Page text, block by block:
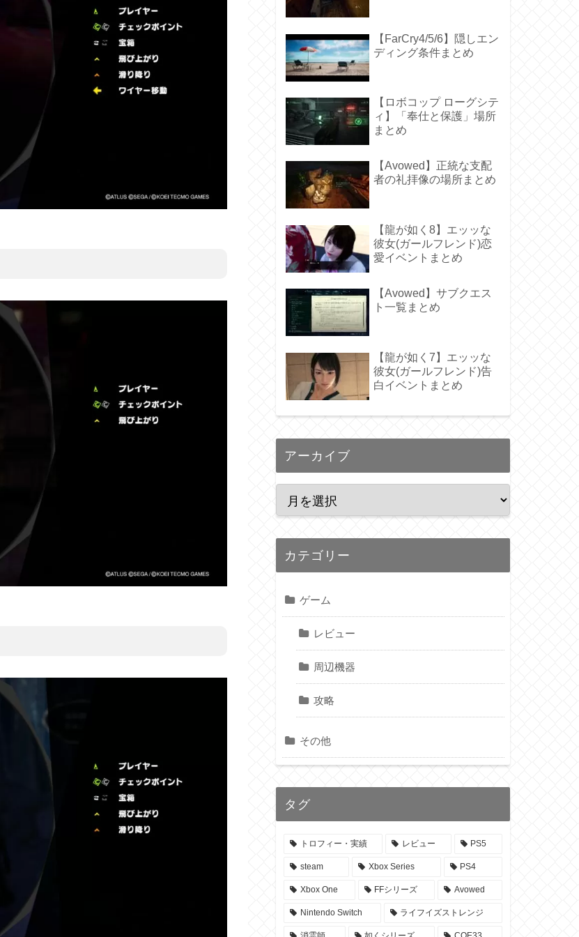
【FarCry4/5/6】隠しエン
ディング条件まとめ
【ロボコップ ローグシテ
ィ】「奉仕と保護」場所
まとめ
【Avowed】正統な支配
者の礼拝像の場所まとめ
【龍が如く8】エッッな
彼女(ガールフレンド)恋
愛イベントまとめ
【Avowed】サブクエス
ト一覧まとめ
【龍が如く7】エッッな
彼女(ガールフレンド)告
白イベントまとめ
アーカイブ
カテゴリー
ゲーム
レビュー
周辺機器
攻略
その他
タグ
トロフィー・実績 レビュー PS5
steam Xbox Series PS4
Xbox One FFシリーズ Avowed
Nintendo Switch ライフイズストレンジ